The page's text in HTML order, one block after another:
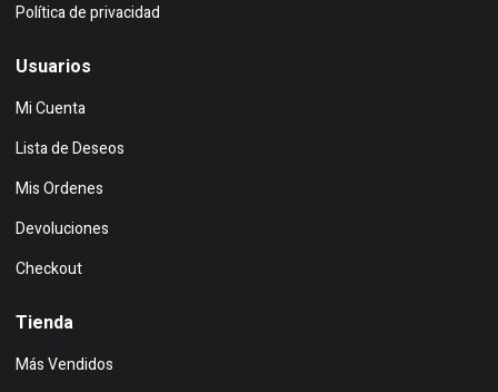
Política de privacidad
Usuarios
Mi Cuenta
Lista de Deseos
Mis Ordenes
Devoluciones
Checkout
Tienda
Más Vendidos